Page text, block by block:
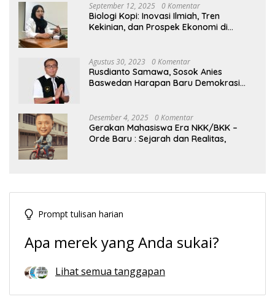
September 12, 2025 0 Komentar
Biologi Kopi: Inovasi Ilmiah, Tren
Kekinian, dan Prospek Ekonomi di
Agustus 30, 2023 0 Komentar
Rusdianto Samawa, Sosok Anies
Baswedan Harapan Baru Demokrasi
Desember 4, 2025 0 Komentar
Gerakan Mahasiswa Era NKK/BKK –
Orde Baru : Sejarah dan Realitas,
Prompt tulisan harian
Apa merek yang Anda sukai?
Lihat semua tanggapan